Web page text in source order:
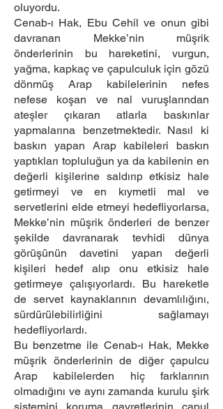
oluyordu.
Cenab-ı Hak, Ebu Cehil ve onun gibi
davranan Mekke’nin müşrik
önderlerinin bu hareketini, vurgun,
yağma, kapkaç ve çapulculuk için gözü
dönmüş Arap kabilelerinin nefes
nefese koşan ve nal vuruşlarından
ateşler çıkaran atlarla baskınlar
yapmalarına benzetmektedir. Nasıl ki
baskın yapan Arap kabileleri baskın
yaptıkları topluluğun ya da kabilenin en
değerli kişilerine saldırıp etkisiz hale
getirmeyi ve en kıymetli mal ve
servetlerini elde etmeyi hedefliyorlarsa,
Mekke’nin müşrik önderleri de benzer
şekilde davranarak tevhidi dünya
görüşünün davetini yapan değerli
kişileri hedef alıp onu etkisiz hale
getirmeye çalışıyorlardı. Bu hareketle
de servet kaynaklarının devamlılığını,
sürdürülebilirliğini sağlamayı
hedefliyorlardı.
Bu benzetme ile Cenab-ı Hak, Mekke
müşrik önderlerinin de diğer çapulcu
Arap kabilelerden hiç farklarının
olmadığını ve aynı zamanda kurulu şirk